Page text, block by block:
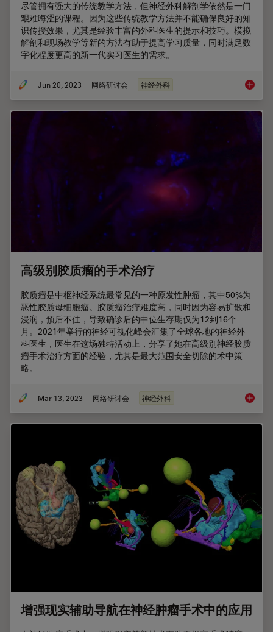
尽管拥有强大的传统教学方法，但神经外科解剖学依然是一门
艰难晦涩的课程。因为这些传统教学方法并不能确保良好的知
识传授效果，尤其是经验丰富的外科医生的提示和技巧。模拟
解剖和现场教学等新的方法有助于提高学习质量，同时满足数
字化程度更高的新一代实习医生的需求。
Jun 20, 2023 网络研讨会 神经外科 3D、
高级别胶质瘤的手术治疗
胶质瘤是中枢神经系统最常见的一种原发性肿瘤，其中50%为
恶性胶质母细胞瘤。胶质瘤治疗难度高，同时因为容易扩散和
浸润，预后不佳，导致确诊后的中位生存期仅为12到16个
月。2021年举行的神经可视化峰会汇集了全球各地的神经外
科医生，医生在这场独特活动上，分享了她在高级别神经胶质
瘤手术治疗方面的经验，尤其是最大范围安全切除的术中策
略。
Mar 13, 2023 网络研讨会 神经外科 高级别
增强现实辅助导航在神经肿瘤手术中的应用